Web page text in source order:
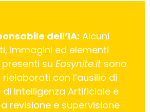
dell’IA: Alcuni
immagini ed elementi
su Easynite.itsono
con l’ausilio di
Intelligenza Artificiale e
revisione e supervisione